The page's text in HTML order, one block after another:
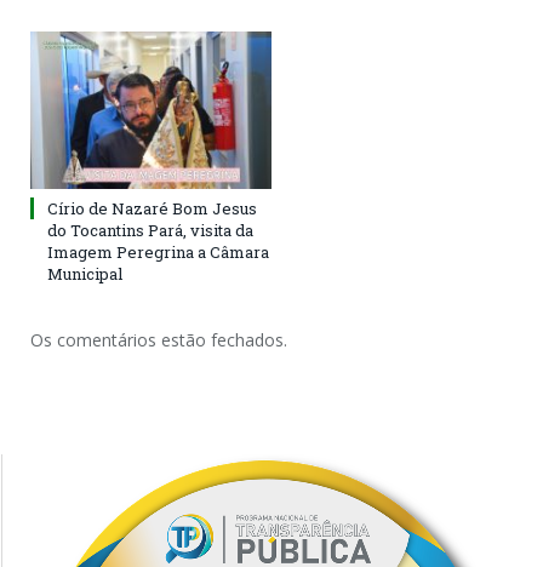
Círio de Nazaré Bom Jesus
do Tocantins Pará, visita da
Imagem Peregrina a Câmara
Municipal
Os comentários estão fechados.